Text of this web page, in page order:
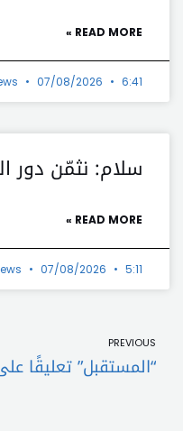
READ MORE »
07/08/2026 6:41 م
سلام: نثمّن دور
READ MORE »
07/08/2026 5:11 م
PREVIOUS